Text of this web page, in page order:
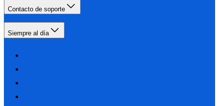
Contacto de soporte
Siempre al día